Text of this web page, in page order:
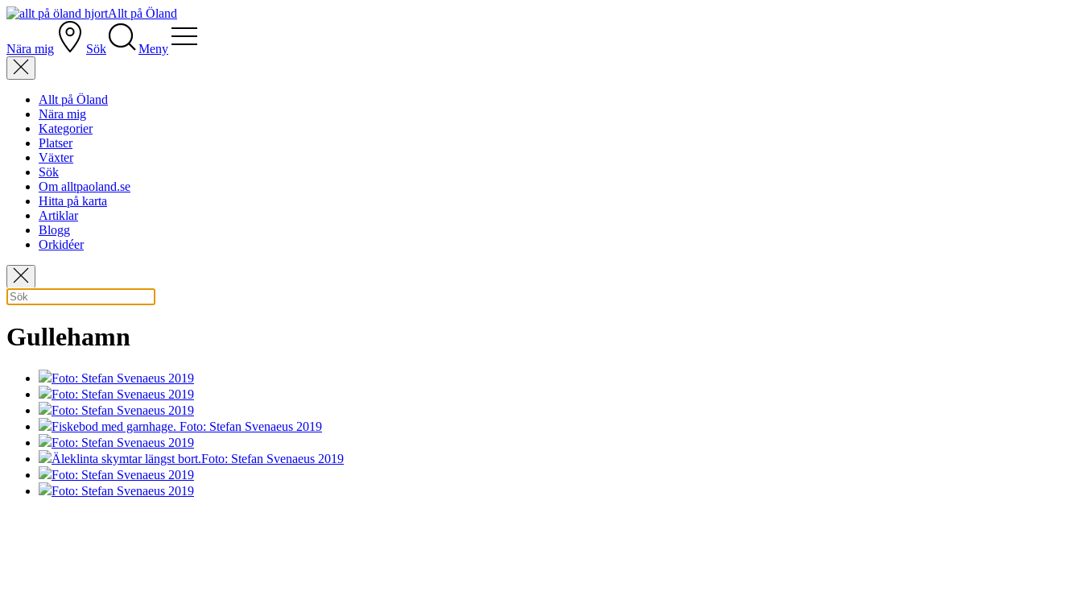
Allt på Öland
Nära mig Sök Meny
Allt på Öland
Nära mig
Kategorier
Platser
Växter
Sök
Om alltpaoland.se
Hitta på karta
Artiklar
Blogg
Orkidéer
Gullehamn
Foto: Stefan Svenaeus 2019
Foto: Stefan Svenaeus 2019
Foto: Stefan Svenaeus 2019
Fiskebod med garnhage. Foto: Stefan Svenaeus 2019
Foto: Stefan Svenaeus 2019
Äleklinta skymtar längst bort.Foto: Stefan Svenaeus 2019
Foto: Stefan Svenaeus 2019
Foto: Stefan Svenaeus 2019